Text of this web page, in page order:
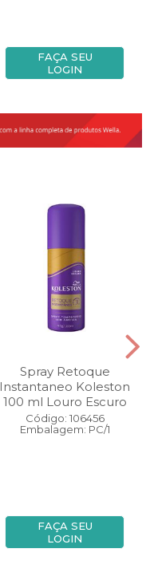
FAÇA SEU
LOGIN
Spray Retoque
Instantaneo Koleston
100 ml Louro Escuro
Código: 106456
Embalagem: PC/1
FAÇA SEU
LOGIN